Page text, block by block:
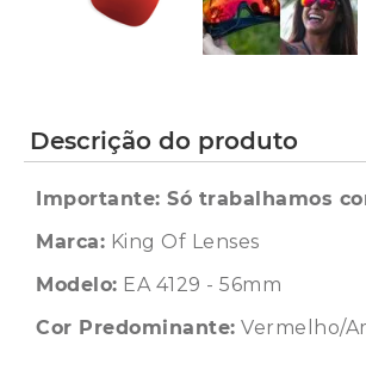
Descrição do produto
Importante: Só trabalhamos
Marca: King Of Lenses
Modelo: EA 4129 - 56mm
Cor Predominante: Vermelho/